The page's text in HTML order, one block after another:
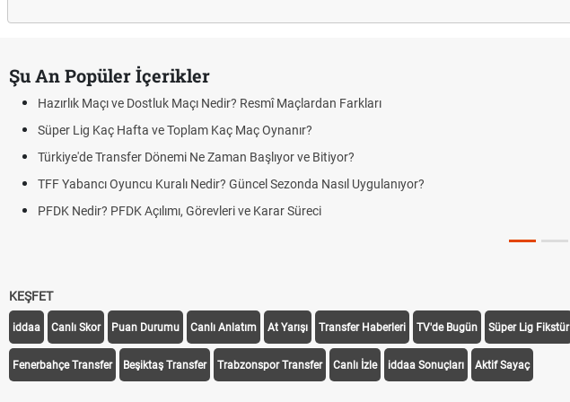
Şu An Popüler İçerikler
Hazırlık Maçı ve Dostluk Maçı Nedir? Resmî Maçlardan Farkları
Süper Lig Kaç Hafta ve Toplam Kaç Maç Oynanır?
Türkiye'de Transfer Dönemi Ne Zaman Başlıyor ve Bitiyor?
TFF Yabancı Oyuncu Kuralı Nedir? Güncel Sezonda Nasıl Uygulanıyor?
PFDK Nedir? PFDK Açılımı, Görevleri ve Karar Süreci
KEŞFET
iddaa Canlı Skor Puan Durumu Canlı Anlatım At Yarışı Transfer Haberleri TV'de Bugün Süper Lig Fikstür
Fenerbahçe Transfer Beşiktaş Transfer Trabzonspor Transfer Canlı İzle iddaa Sonuçları Aktif Sayaç